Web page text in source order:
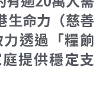
生命力（慈善
透過「糧餉
提供穩定支